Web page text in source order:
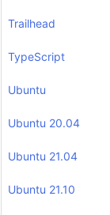
Trailhead
TypeScript
Ubuntu
Ubuntu 20.04
Ubuntu 21.04
Ubuntu 21.10